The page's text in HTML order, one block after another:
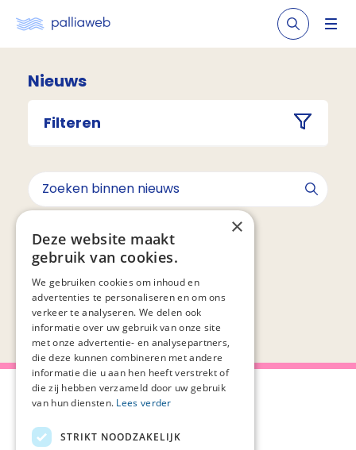
Nieuws
Filteren
Over Palliaweb
Privacyverklaring
×
Deze website maakt
gebruik van cookies.
We gebruiken cookies om inhoud en
advertenties te personaliseren en om ons
verkeer te analyseren. We delen ook
informatie over uw gebruik van onze site
met onze advertentie- en analysepartners,
die deze kunnen combineren met andere
informatie die u aan hen heeft verstrekt of
die zij hebben verzameld door uw gebruik
van hun diensten. Lees verder
STRIKT NOODZAKELIJK